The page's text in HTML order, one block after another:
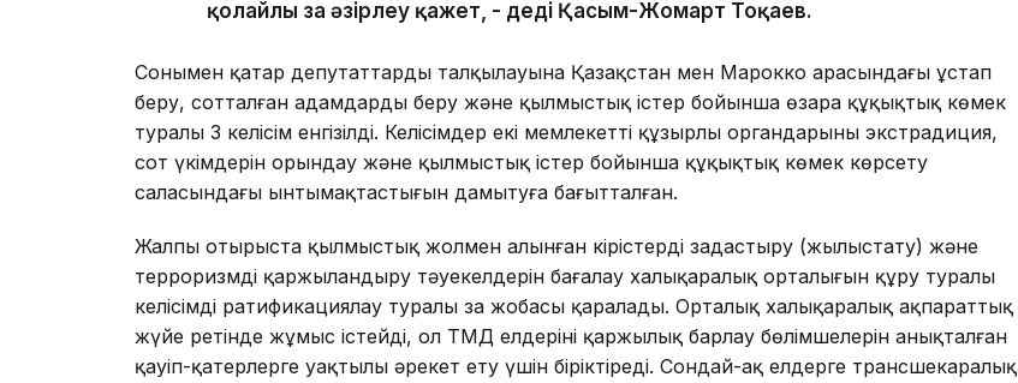
қолайлы заң әзірлеу қажет, - деді Қасым-Жомарт Тоқаев.
Сонымен қатар депутаттардың талқылауына Қазақстан мен Марокко арасындағы ұстап
беру, сотталған адамдарды беру және қылмыстық істер бойынша өзара құқықтық көмек
туралы 3 келісім енгізілді. Келісімдер екі мемлекеттің құзырлы органдарының экстрадиция,
сот үкімдерін орындау және қылмыстық істер бойынша құқықтық көмек көрсету
саласындағы ынтымақтастығын дамытуға бағытталған.
Жалпы отырыста қылмыстық жолмен алынған кірістерді заңдастыру (жылыстату) және
терроризмді қаржыландыру тәуекелдерін бағалау халықаралық орталығын құру туралы
келісімді ратификациялау туралы заң жобасы қаралады. Орталық халықаралық ақпараттық
жүйе ретінде жұмыс істейді, ол ТМД елдерінің қаржылық барлау бөлімшелерін анықталған
қауіп-қатерлерге уақтылы әрекет ету үшін біріктіреді. Сондай-ақ елдерге трансшекаралық